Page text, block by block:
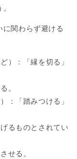
関わらず避ける
）：「縁を切る」
。
：「踏みつける」
るものとされてい
せる。